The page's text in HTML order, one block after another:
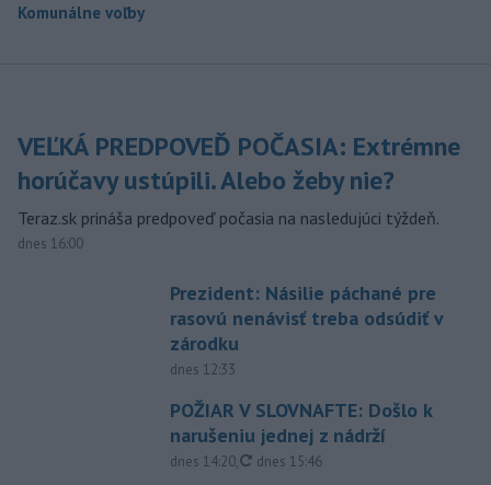
Komunálne voľby
VEĽKÁ PREDPOVEĎ POČASIA: Extrémne
horúčavy ustúpili. Alebo žeby nie?
Teraz.sk prináša predpoveď počasia na nasledujúci týždeň.
dnes 16:00
Prezident: Násilie páchané pre
rasovú nenávisť treba odsúdiť v
zárodku
dnes 12:33
POŽIAR V SLOVNAFTE: Došlo k
narušeniu jednej z nádrží
dnes 14:20, aktualizované
dnes 15:46